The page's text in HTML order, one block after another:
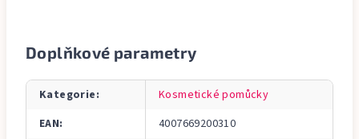
Doplňkové parametry
Kategorie:
Kosmetické pomůcky
EAN:
4007669200310